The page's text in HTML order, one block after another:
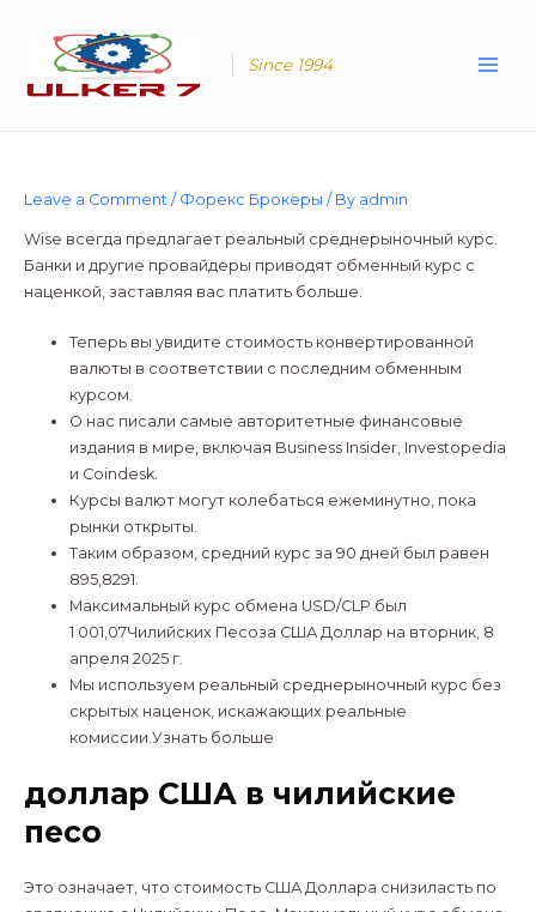
content
Since 1994
Leave a Comment / Форекс Брокеры / By admin
Wise всегда предлагает реальный среднерыночный курс.
Банки и другие провайдеры приводят обменный курс с
наценкой, заставляя вас платить больше.
Теперь вы увидите стоимость конвертированной
валюты в соответствии с последним обменным
курсом.
О нас писали самые авторитетные финансовые
издания в мире, включая Business Insider, Investopedia
и Coindesk.
Курсы валют могут колебаться ежеминутно, пока
рынки открыты.
Таким образом, средний курс за 90 дней был равен
895,8291.
Максимальный курс обмена USD/CLP был
1 001,07Чилийских Песоза США Доллар на вторник, 8
апреля 2025 г.
Мы используем реальный среднерыночный курс без
скрытых наценок, искажающих реальные
комиссии.Узнать больше
доллар США в чилийские
песо
Это означает, что стоимость США Доллара снизиласть по